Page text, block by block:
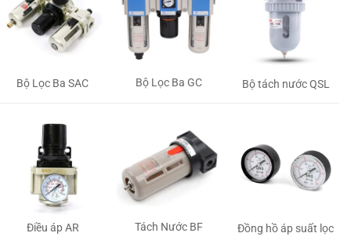
Bộ Lọc Ba SAC Bộ Lọc Ba GC Bộ tách nước QSL
Điều áp AR Tách Nước BF Đồng hồ áp suất lọc